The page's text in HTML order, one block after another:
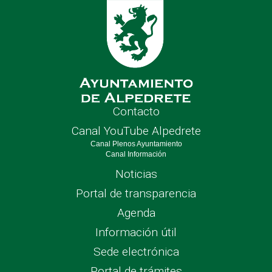
Contacto
Canal YouTube Alpedrete
Canal Plenos Ayuntamiento
Canal Información
Noticias
Portal de transparencia
Agenda
Información útil
Sede electrónica